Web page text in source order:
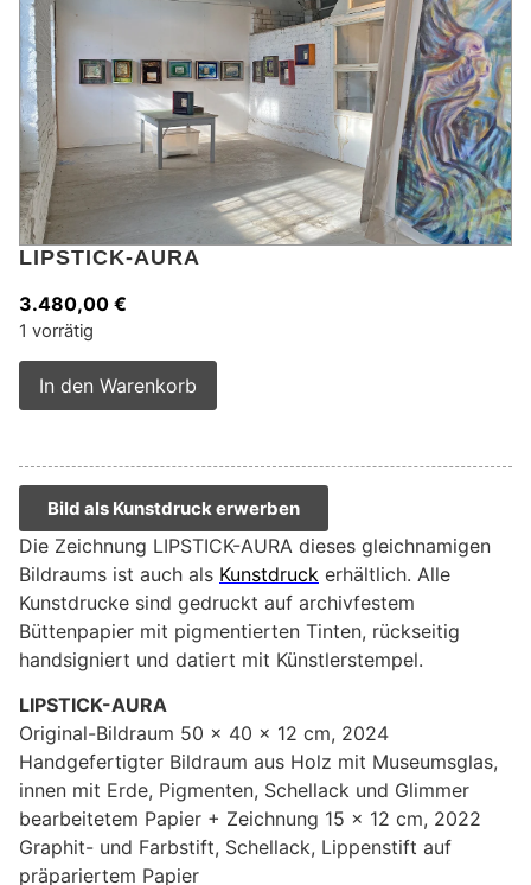
LIPSTICK-AURA
3.480,00 €
1 vorrätig
In den Warenkorb
Bild als Kunstdruck erwerben
Die Zeichnung LIPSTICK-AURA dieses gleichnamigen
Bildraums ist auch als Kunstdruck erhältlich. Alle
Kunstdrucke sind gedruckt auf archivfestem
Büttenpapier mit pigmentierten Tinten, rückseitig
handsigniert und datiert mit Künstlerstempel.
LIPSTICK-AURA
Original-Bildraum 50 x 40 x 12 cm, 2024
Handgefertigter Bildraum aus Holz mit Museumsglas,
innen mit Erde, Pigmenten, Schellack und Glimmer
bearbeitetem Papier + Zeichnung 15 x 12 cm, 2022
Graphit- und Farbstift, Schellack, Lippenstift auf
präpariertem Papier